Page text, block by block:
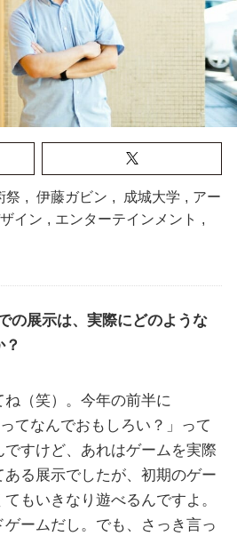
祭 , 伊藤ガビン , 成城大学 , アー
イン , エンターテインメント ,
の展示は、実際にどのような
（笑）。今年の前半に
てなんでおもしろい？」って
すけど、あれはゲームを実際
る展示でしたが、初期のゲー
もいきなり遊べるんですよ。
ームだし。でも、さっき言っ